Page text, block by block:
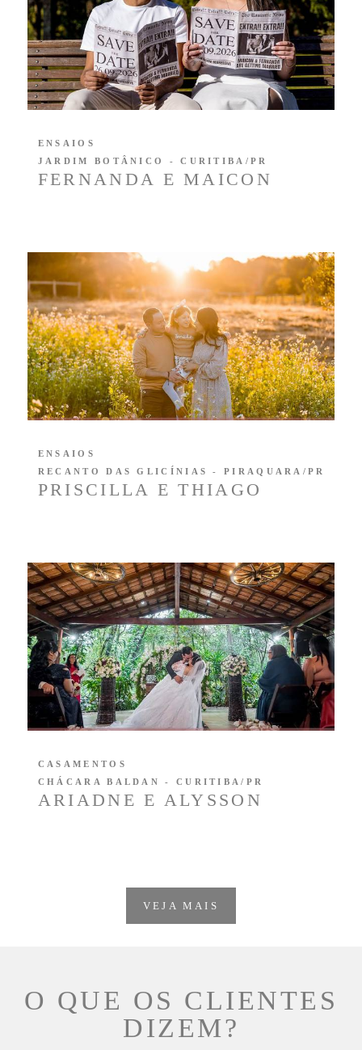
FERNANDA E MAICON
ENSAIOS
JARDIM BOTÂNICO - CURITIBA/PR
PRISCILLA E THIAGO
ENSAIOS
RECANTO DAS GLICÍNIAS - PIRAQUARA/PR
ARIADNE E ALYSSON
CASAMENTOS
CHÁCARA BALDAN - CURITIBA/PR
VEJA MAIS
O QUE OS CLIENTES
DIZEM?